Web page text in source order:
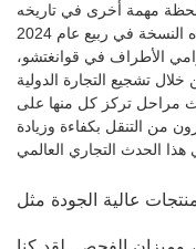
الـ 135 القادم لحظة مهمة أخرى في تاريخه
الطويل والمتميز. من المقرر عقد هذه النسخة في ربيع عام 2024
الأطراف في قوانغتشو،
خلال تشجيع التجارة الدولية
مراحل تركز كل منها على
من التنقل بكفاءة وزيادة
عالية الجودة مثل